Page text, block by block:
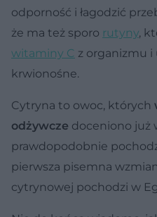
odporność i łagodzić
że ma też sporo rutyny,
witaminy C z organizmu i
krwionośne.
Cytryna to owoc, których
odżywcze doceniono już
prawdopodobnie
pierwsza pisemna
cytrynowej pochodzi w